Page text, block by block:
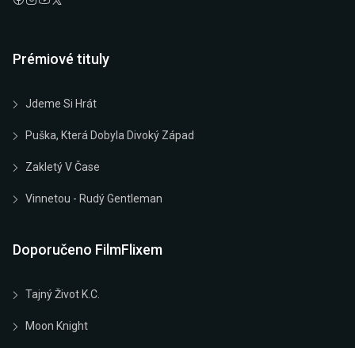
Prémiové tituly
Jdeme Si Hrát
Puška, Která Dobyla Divoký Západ
Zakletý V Čase
Vinnetou - Rudý Gentleman
Doporučeno FilmFlixem
Tajný Život K.C.
Moon Knight